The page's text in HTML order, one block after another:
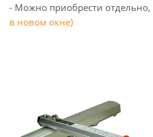
- Можно приобрести отдельно,
в новом окне)